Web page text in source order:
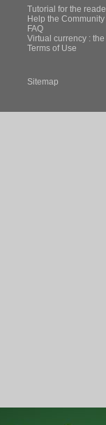
Tutorial for the
Help the
FAQ
Virtual currency :
Terms of Use
Sitemap